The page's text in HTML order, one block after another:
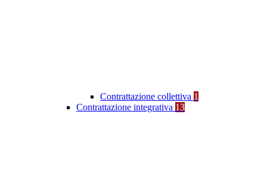
Contrattazione collettiva 1
Contrattazione integrativa 13